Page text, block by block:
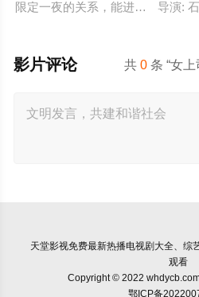
限定一夜的关系，能进展到哪一
导演:
共0 条 “女
影片评论
天堂影视免费最新热播电视剧大全、综
观看
Copyright © 2022
鄂ICP备